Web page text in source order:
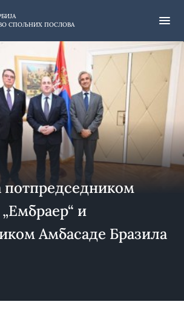
СПОЉНИХ ПОСЛОВА
потпредседником
и
Амбасаде Бразила